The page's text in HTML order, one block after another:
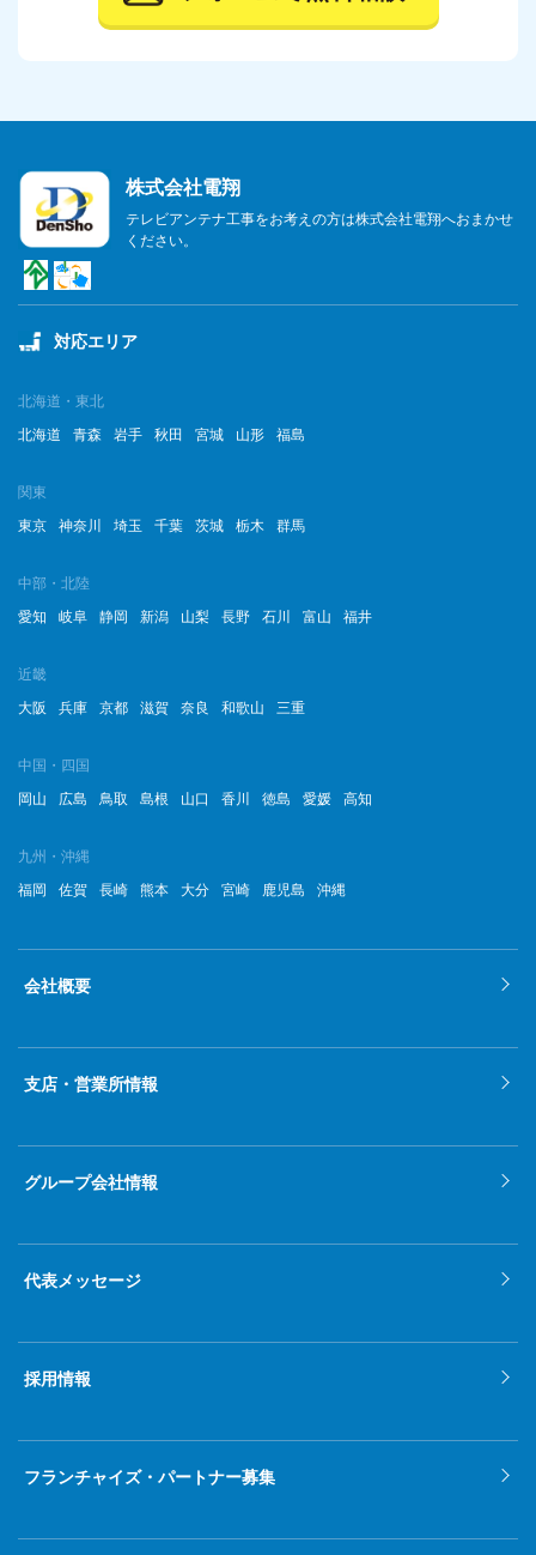
2023年6月
2023年5月
2023年3月
2023年2月
2022年8月
2022年6月
2022年5月
2022年4月
2022年3月
2022年1月
株式会社電翔
テレビアンテナ工事をお考えの方は株式会社電翔へおまかせ
ください。
対応エリア
北海道・東北
北海道
青森 岩手 秋田 宮城 山形 福島
関東
東京
神奈川 埼玉 千葉 茨城 栃木 群馬
中部・北陸
愛知
岐阜 静岡 新潟 山梨 長野 石川 富山 福井
近畿
大阪
兵庫 京都 滋賀 奈良 和歌山 三重
中国・四国
岡山
広島 鳥取 島根 山口 香川 徳島 愛媛 高知
九州・沖縄
福岡
佐賀 長崎 熊本 大分 宮崎 鹿児島 沖縄
会社概要
支店・営業所情報
グループ会社情報
代表メッセージ
採用情報
フランチャイズ・パートナー募集